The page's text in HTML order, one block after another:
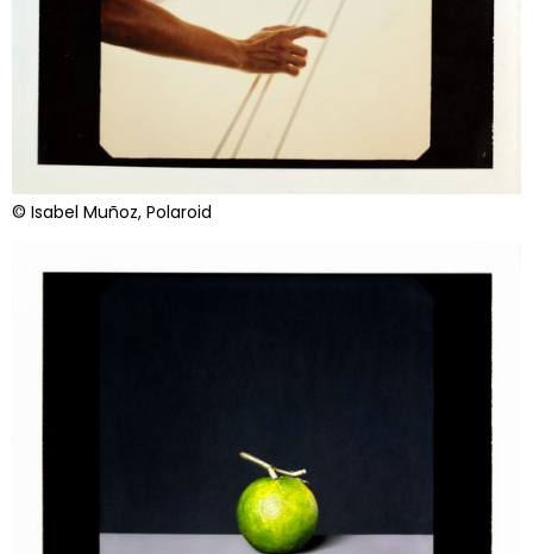
© Isabel Muñoz, Polaroid